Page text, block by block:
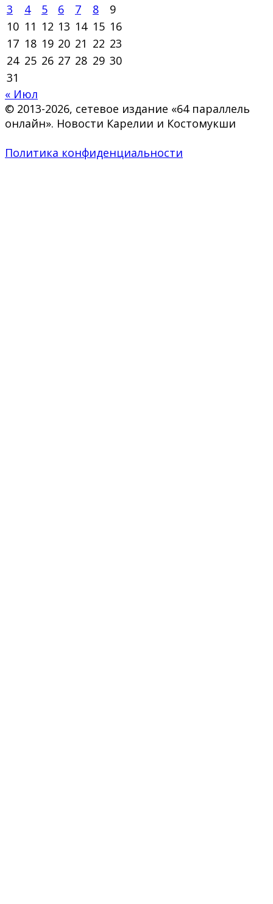
3
4 5 6 7 8
9
10 11 12 13 14 15 16
17 18 19 20 21 22 23
24 25 26 27 28 29 30
31
« Июл
© 2013-2026, сетевое издание «64 параллель
онлайн». Новости Карелии и Костомукши
Политика конфиденциальности